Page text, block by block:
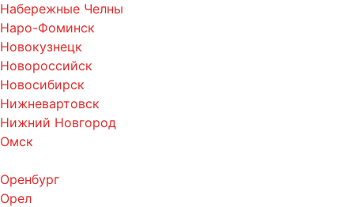
Набережные Челны
Наро-Фоминск
Новокузнецк
Новороссийск
Новосибирск
Нижневартовск
Нижний Новгород
Омск
Оренбург
Орел